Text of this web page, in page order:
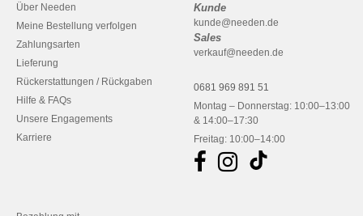
Über Needen
Meine Bestellung verfolgen
Zahlungsarten
Lieferung
Rückerstattungen / Rückgaben
Hilfe & FAQs
Unsere Engagements
Karriere
Kunde
kunde@needen.de
Sales
verkauf@needen.de
0681 969 891 51
Montag – Donnerstag: 10:00–13:00
& 14:00–17:30
Freitag: 10:00–14:00